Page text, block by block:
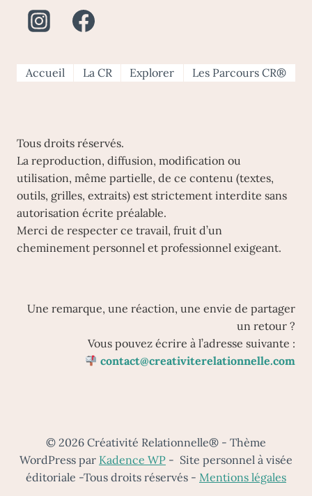
Accueil La CR Explorer Les Parcours CR®
Tous droits réservés.
La reproduction, diffusion, modification ou
utilisation, même partielle, de ce contenu (textes,
outils, grilles, extraits) est strictement interdite sans
autorisation écrite préalable.
Merci de respecter ce travail, fruit d’un
cheminement personnel et professionnel exigeant.
Une remarque, une réaction, une envie de partager
un retour ?
Vous pouvez écrire à l’adresse suivante :
contact@creativiterelationnelle.com
© 2026 Créativité Relationnelle® - Thème
WordPress par Kadence WP - Site personnel à visée
éditoriale -Tous droits réservés - Mentions légales